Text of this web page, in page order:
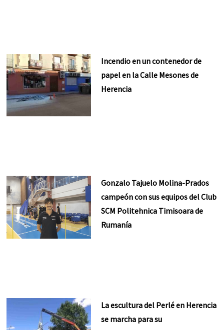
Incendio en un contenedor de
papel en la Calle Mesones de
Herencia
Gonzalo Tajuelo Molina-Prados
campeón con sus equipos del Club
SCM Politehnica Timisoara de
Rumanía
La escultura del Perlé en Herencia
se marcha para su